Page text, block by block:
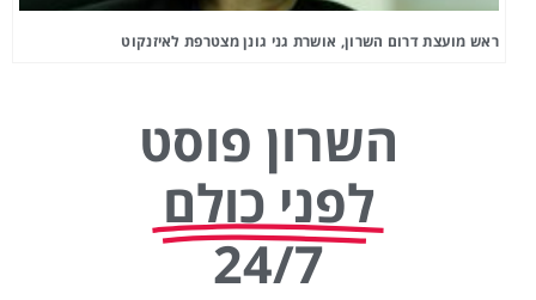
ראש מועצת דרום השרון, אושרת גני גונן מצטרפת לאיזנקוט
השרון פוסט
לפני כולם
24/7